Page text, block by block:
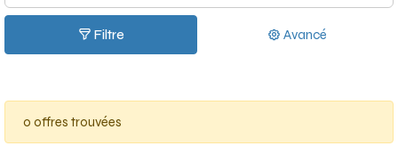
Filtre Avancé
0 offres trouvées